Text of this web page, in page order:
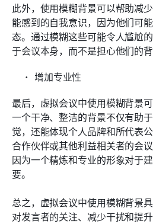
此外，使用模糊背景可以帮助减
能感到的自我意识，因为他们可
态。通过模糊这些可能令人尴尬
于会议本身，而不是担心他们的背
增加专业性
最后，虚拟会议中使用模糊背景
一个干净、整洁的背景不仅有助
觉，还能体现个人品牌和所代表
合作伙伴或其他利益相关者的会
因为一个精炼和专业的形象对于
要。
总之，虚拟会议中使用模糊背景
对发言者的关注、减少干扰和提